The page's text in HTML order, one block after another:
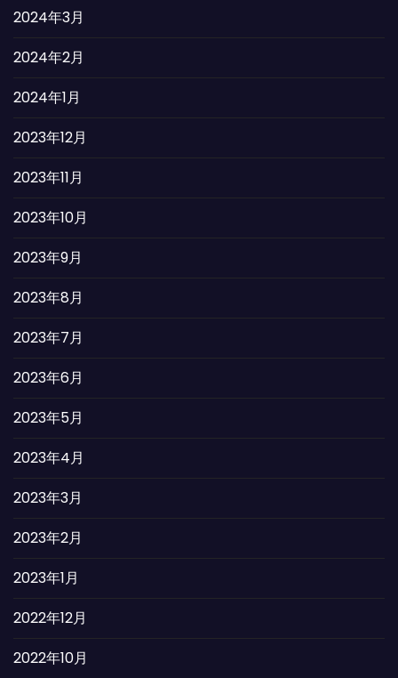
2024年3月
2024年2月
2024年1月
2023年12月
2023年11月
2023年10月
2023年9月
2023年8月
2023年7月
2023年6月
2023年5月
2023年4月
2023年3月
2023年2月
2023年1月
2022年12月
2022年10月